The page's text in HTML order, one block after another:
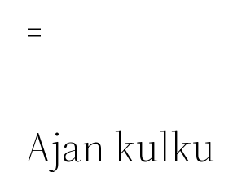
Ajan kulku